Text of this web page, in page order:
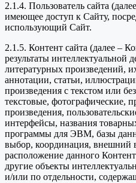
2.1.4. Пользователь сайта
имеющее доступ к Сайту,
использующий Сайт.
2.1.5. Контент сайта (далее –
результаты интеллектуальной
литературных произведений,
аннотации, статьи,
произведения с текстом или
текстовые, фотографические,
произведения,
интерфейсы, названия
программы для ЭВМ, базы
выбор, координация, внешний
расположение данного
другие объекты
и/или по отдельности,